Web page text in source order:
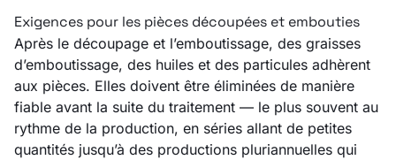
Exigences pour les pièces découpées et embouties
Après le découpage et l’emboutissage, des graisses
d’emboutissage, des huiles et des particules adhèrent
aux pièces. Elles doivent être éliminées de manière
fiable avant la suite du traitement — le plus souvent au
rythme de la production, en séries allant de petites
quantités jusqu’à des productions pluriannuelles qui